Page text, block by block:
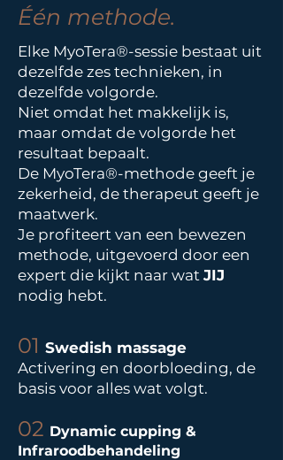
Één methode.
Elke MyoTera®-sessie bestaat uit
dezelfde zes technieken, in
dezelfde volgorde.
Niet omdat het makkelijk is,
maar omdat de volgorde het
resultaat bepaalt.
De MyoTera®-methode geeft je
zekerheid, de therapeut geeft je
maatwerk.
Je profiteert van een bewezen
methode, uitgevoerd door een
expert die kijkt naar wat JIJ
nodig hebt.
01 Swedish massage
Activering en doorbloeding, de
basis voor alles wat volgt.
02 Dynamic cupping &
Infraroodbehandeling